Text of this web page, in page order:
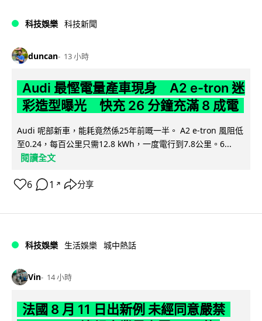
科技娛樂 科技新聞
duncan 13 小時
Audi 最慳電量產車現身 A2 e-tron 迷
彩造型曝光 快充 26 分鐘充滿 8 成電
Audi 呢部新車，能耗竟然係25年前嘅一半。 A2 e-tron 風阻低
至0.24，每百公里只需12.8 kWh，一度電行到7.8公里。6...
閱讀全文
6 1 ↗ 分享
科技娛樂 生活娛樂 城中熱話
Vin 14 小時
法國 8 月 11 日出新例 未經同意嚴禁